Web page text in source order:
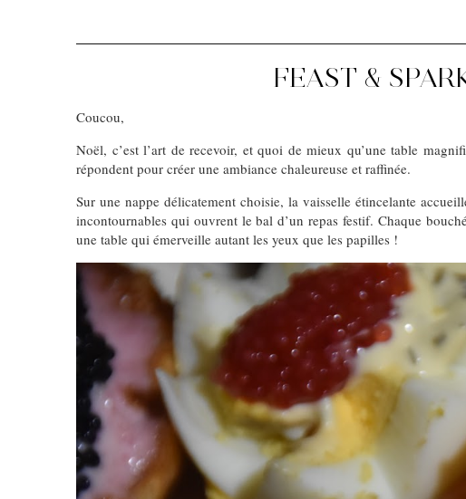
FEAST &
Coucou,
Noël, c’est l’art de recevoir, et quoi de mieux qu’une table
répondent pour créer une ambiance chaleureuse et raffinée.
Sur une nappe délicatement choisie, la vaisselle étincelante
incontournables qui ouvrent le bal d’un repas festif. Chaque
une table qui émerveille autant les yeux que les papilles !